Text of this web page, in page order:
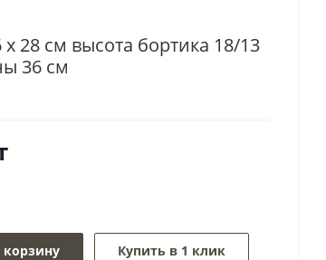
28 см высота бортика 18/13
36 см
корзину Купить в 1 клик